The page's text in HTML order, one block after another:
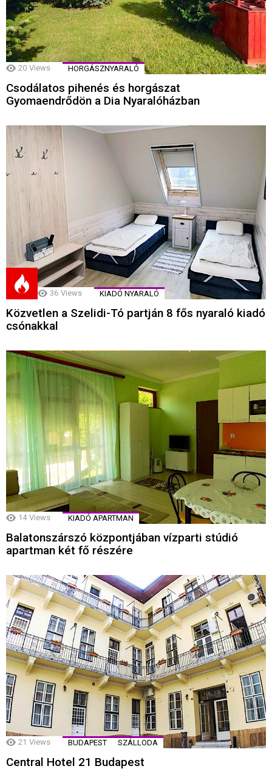
20 Views HORGÁSZNYARALÓ
Csodálatos pihenés és horgászat
Gyomaendrődön a Dia Nyaralóházban
36 Views KIADÓ NYARALÓ
Közvetlen a Szelidi-Tó partján 8 fős nyaraló kiadó
csónakkal
14 Views KIADÓ APARTMAN
Balatonszárszó központjában vízparti stúdió
apartman két fő részére
21 Views BUDAPEST SZÁLLODA
Central Hotel 21 Budapest